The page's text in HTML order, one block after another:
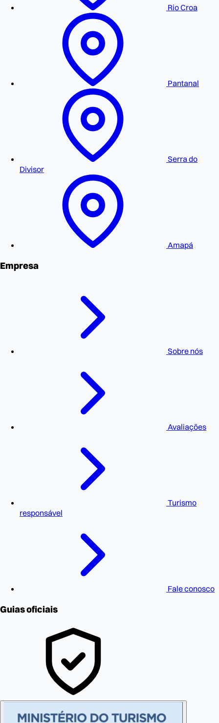
Rio Croa
Pantanal
Serra do
Divisor
Amapá
Empresa
Sobre nós
Avaliações
Turismo
responsável
Fale conosco
Guias oficiais